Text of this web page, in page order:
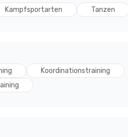
Kampfsportarten Tanzen
Koordinationstraining